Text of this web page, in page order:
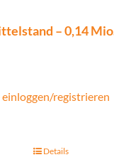
– 0,14
registrieren
Details